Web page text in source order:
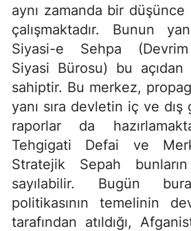
aynı zamanda bir
çalışmaktadır. Bunun
Siyasi-e Sehpa (Devrim
Siyasi Bürosu) bu
sahiptir. Bu merkez,
yanı sıra devletin iç ve
raporlar da
Tehgigati Defai ve
Stratejik Sepah
sayılabilir. Bugün
politikasının temelinin
tarafından atıldığı,